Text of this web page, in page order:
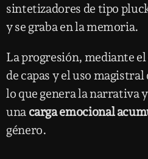
sintetizadores de tipo
y se graba en la memoria.
La progresión, mediante
de capas y el uso
lo que genera la narrativa
una carga emocional
género.